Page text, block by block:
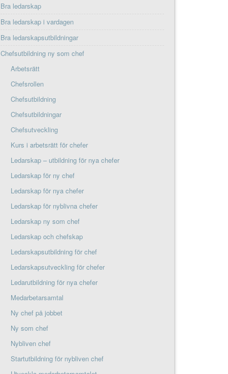
Bra ledarskap
Bra ledarskap i vardagen
Bra ledarskapsutbildningar
Chefsutbildning ny som chef
Arbetsrätt
Chefsrollen
Chefsutbildning
Chefsutbildningar
Chefsutveckling
Kurs i arbetsrätt för chefer
Ledarskap – utbildning för nya chefer
Ledarskap för ny chef
Ledarskap för nya chefer
Ledarskap för nyblivna chefer
Ledarskap ny som chef
Ledarskap och chefskap
Ledarskapsutbildning för chef
Ledarskapsutveckling för chefer
Ledarutbildning för nya chefer
Medarbetarsamtal
Ny chef på jobbet
Ny som chef
Nybliven chef
Startutbildning för nybliven chef